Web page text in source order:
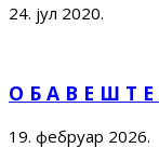
24. јул 2020.
О Б А В Е Ш Т
19. фебруар 2026.